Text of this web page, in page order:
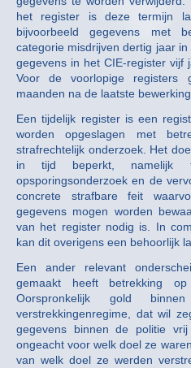
het register is deze termijn
bijvoorbeeld gegevens met
categorie misdrijven dertig jaar
gegevens in het CIE-register vijf
Voor de voorlopige
maanden na de laatste bewerking.
Een tijdelijk register is een
worden opgeslagen met
strafrechtelijk onderzoek. Het
in tijd beperkt,
opsporingsonderzoek en de
concrete strafbare feit
gegevens mogen worden
van het register nodig is. In
kan dit overigens een behoorlijk
Een ander relevant
gemaakt heeft betrekking op
Oorspronkelijk gold
verstrekkingenregime, dat wil
gegevens binnen de politie vrij
ongeacht voor welk doel ze
van welk doel ze werden